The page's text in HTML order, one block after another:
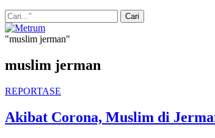
"muslim jerman"
muslim jerman
REPORTASE
Akibat Corona, Muslim di